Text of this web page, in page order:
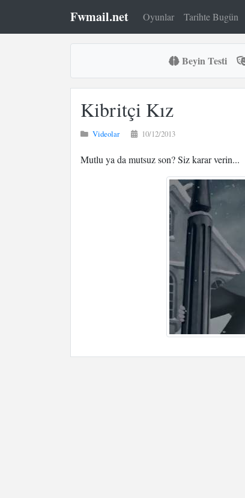
Fwmail.net Oyunlar Tarihte Bugün
Beyin Testi
Kibritçi Kız
Videolar 10/12/2013
Mutlu ya da mutsuz son? Siz karar verin...